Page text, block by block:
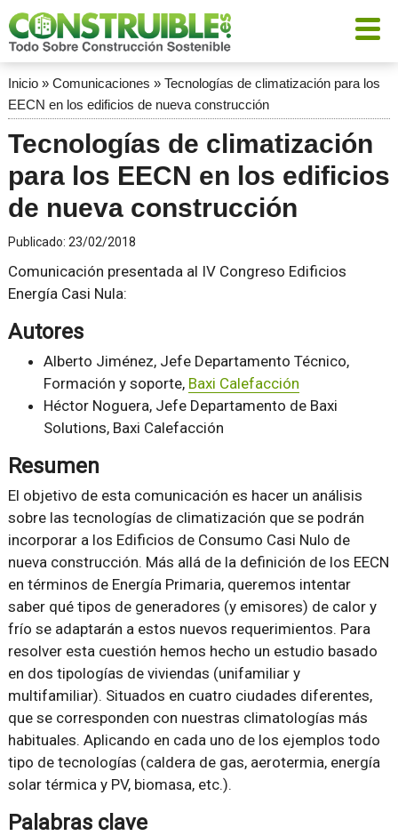
Inicio» Comunicaciones » Tecnologías de climatización para los
EECN en los edificios de nueva construcción
Tecnologías de climatización
para los EECN en los edificios
de nueva construcción
Publicado: 23/02/2018
Comunicación presentada al IV Congreso Edificios
Energía Casi Nula:
Autores
Alberto Jiménez, Jefe Departamento Técnico,
Formación y soporte, Baxi Calefacción
Héctor Noguera, Jefe Departamento de Baxi
Solutions, Baxi Calefacción
Resumen
El objetivo de esta comunicación es hacer un análisis
sobre las tecnologías de climatización que se podrán
incorporar a los Edificios de Consumo Casi Nulo de
nueva construcción. Más allá de la definición de los EECN
en términos de Energía Primaria, queremos intentar
saber qué tipos de generadores (y emisores) de calor y
frío se adaptarán a estos nuevos requerimientos. Para
resolver esta cuestión hemos hecho un estudio basado
en dos tipologías de viviendas (unifamiliar y
multifamiliar). Situados en cuatro ciudades diferentes,
que se corresponden con nuestras climatologías más
habituales. Aplicando en cada uno de los ejemplos todo
tipo de tecnologías (caldera de gas, aerotermia, energía
solar térmica y PV, biomasa, etc.).
Palabras clave